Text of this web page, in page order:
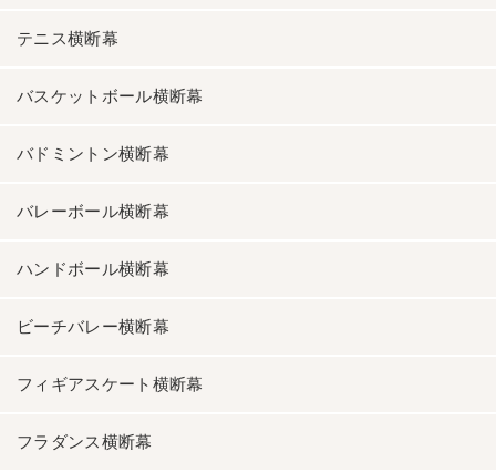
テニス横断幕
バスケットボール横断幕
バドミントン横断幕
バレーボール横断幕
ハンドボール横断幕
ビーチバレー横断幕
フィギアスケート横断幕
フラダンス横断幕